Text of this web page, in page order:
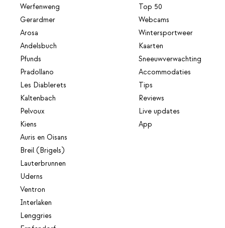
Werfenweng
Gerardmer
Arosa
Andelsbuch
Pfunds
Pradollano
Les Diablerets
Kaltenbach
Pelvoux
Kiens
Auris en Oisans
Breil (Brigels)
Lauterbrunnen
Uderns
Ventron
Interlaken
Lenggries
Top 50
Webcams
Wintersportweer
Kaarten
Sneeuwverwachting
Accommodaties
Tips
Reviews
Live updates
App